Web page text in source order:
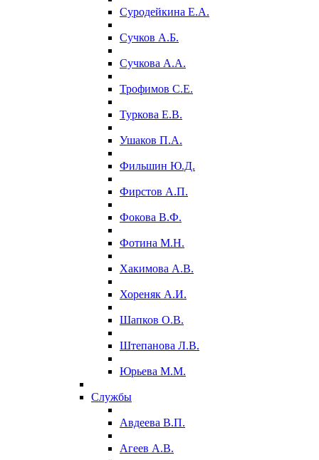
Суродейкина Е.А.
Сучков А.Б.
Сучкова А.А.
Трофимов С.Е.
Туркова Е.В.
Ушаков П.А.
Фильшин Ю.Д.
Фирстов А.П.
Фокова В.Ф.
Фотина М.Н.
Хакимова А.В.
Хореняк А.И.
Шапков О.В.
Штепанова Л.В.
Юрьева М.М.
Службы
Авдеева В.П.
Агеев А.В.